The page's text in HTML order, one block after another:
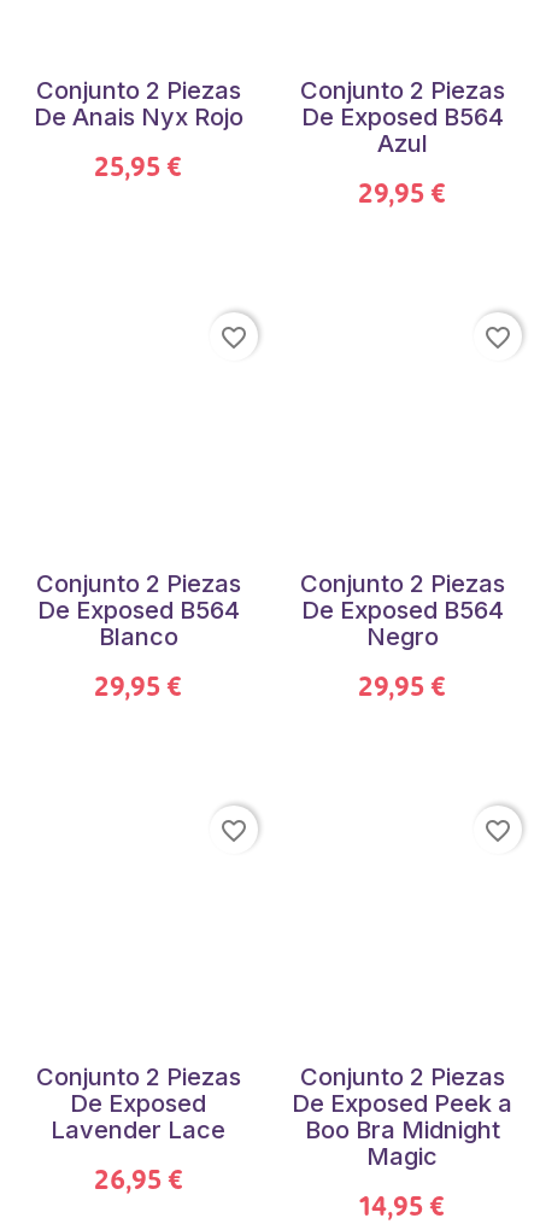
Conjunto 2 Piezas
De Anais Nyx Rojo
25,95 €
Conjunto 2 Piezas
De Exposed B564
Azul
29,95 €
Conjunto 2 Piezas
De Exposed B564
Blanco
29,95 €
favorite_border
Conjunto 2 Piezas
De Exposed B564
Negro
29,95 €
favorite_border
Conjunto 2 Piezas
De Exposed
Lavender Lace
26,95 €
favorite_border
Conjunto 2 Piezas
De Exposed Peek a
Boo Bra Midnight
Magic
14,95 €
favorite_border